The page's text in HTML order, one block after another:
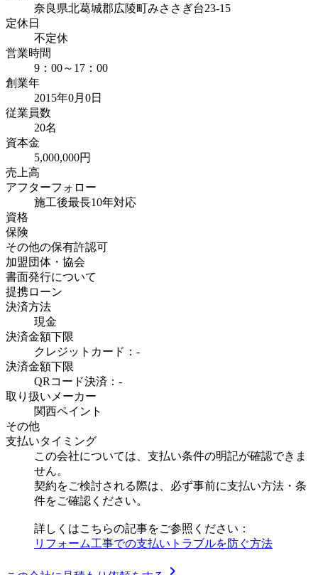
奈良県北葛城郡広陵町みささぎ台23-15
定休日
不定休
営業時間
9：00～17：00
創業年
2015年0月0日
従業員数
20名
資本金
5,000,000円
売上高
アフターフォロー
施工後最長10年対応
資格
保険
その他の保有許認可
加盟団体・協会
書面発行について
提携ローン
決済方法
現金
決済金額下限
クレジットカード：-
決済金額下限
QRコード決済：-
取り扱いメーカー
関西ペイント
その他
支払いタイミング
この会社については、支払い条件の明記が確認できま
せん。
契約をご検討される際は、必ず事前に支払い方法・条
件をご確認ください。
詳しくはこちらの記事をご参照ください：
リフォーム工事での支払いトラブルを防ぐ方法